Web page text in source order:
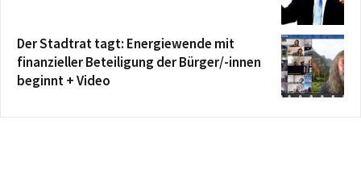
Der Stadtrat tagt: Energiewende mit
finanzieller Beteiligung der Bürger/-innen
beginnt + Video